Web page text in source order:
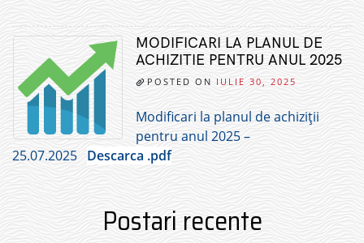
MODIFICARI LA PLANUL DE
ACHIZITIE PENTRU ANUL 2025
POSTED ON IULIE 30, 2025
Modificari la planul de achiziții
pentru anul 2025 –
25.07.2025 Descarca .pdf
Postari recente